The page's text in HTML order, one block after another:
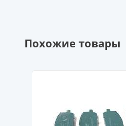
Похожие товары